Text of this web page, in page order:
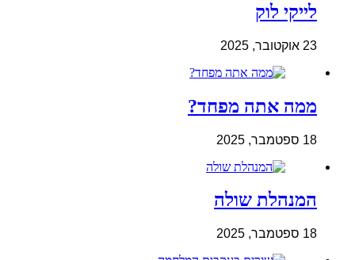
לייקי לוק
23 אוקטובר, 2025
ממה אתה מפחד?
18 ספטמבר, 2025
המנהלת שולה
18 ספטמבר, 2025